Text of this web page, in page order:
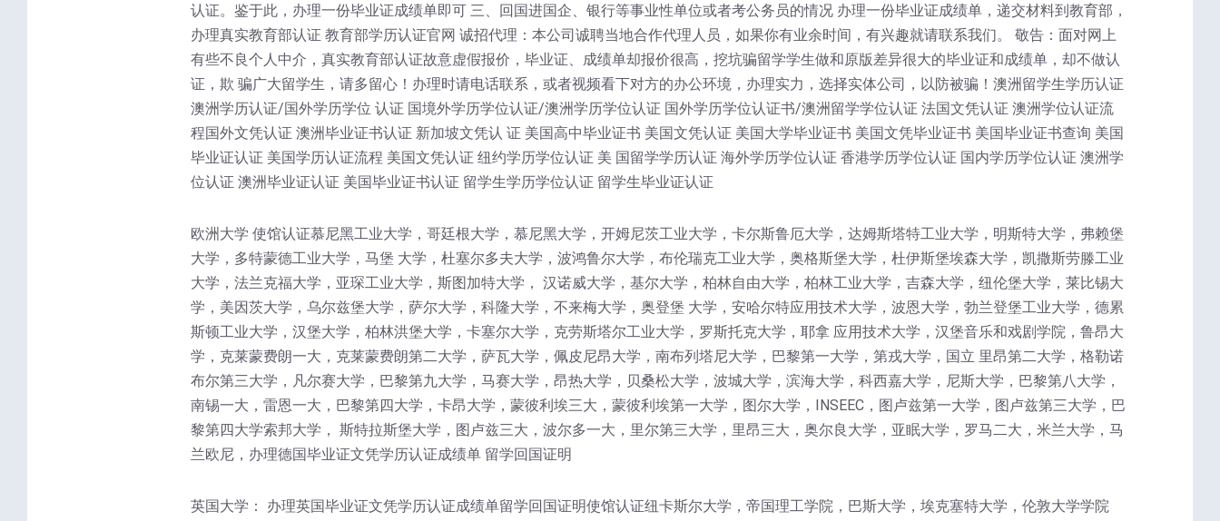
认证。鉴于此，办理一份毕业证成绩单即可 三、回国进国企、银行等事业性单位或者考公务员的情况 办理一份毕业证成绩单，递交材料到教育部，
办理真实教育部认证 教育部学历认证官网 诚招代理：本公司诚聘当地合作代理人员，如果你有业余时间，有兴趣就请联系我们。 敬告：面对网上
有些不良个人中介，真实教育部认证故意虚假报价，毕业证、成绩单却报价很高，挖坑骗留学学生做和原版差异很大的毕业证和成绩单，却不做认
证，欺 骗广大留学生，请多留心！办理时请电话联系，或者视频看下对方的办公环境，办理实力，选择实体公司，以防被骗！澳洲留学生学历认证
澳洲学历认证/国外学历学位 认证 国境外学历学位认证/澳洲学历学位认证 国外学历学位认证书/澳洲留学学位认证 法国文凭认证 澳洲学位认证流
程国外文凭认证 澳洲毕业证书认证 新加坡文凭认 证 美国高中毕业证书 美国文凭认证 美国大学毕业证书 美国文凭毕业证书 美国毕业证书查询 美国
毕业证认证 美国学历认证流程 美国文凭认证 纽约学历学位认证 美 国留学学历认证 海外学历学位认证 香港学历学位认证 国内学历学位认证 澳洲学
位认证 澳洲毕业证认证 美国毕业证书认证 留学生学历学位认证 留学生毕业证认证
欧洲大学 使馆认证慕尼黑工业大学，哥廷根大学，慕尼黑大学，开姆尼茨工业大学，卡尔斯鲁厄大学，达姆斯塔特工业大学，明斯特大学，弗赖堡
大学，多特蒙德工业大学，马堡 大学，杜塞尔多夫大学，波鸿鲁尔大学，布伦瑞克工业大学，奥格斯堡大学，杜伊斯堡埃森大学，凯撒斯劳滕工业
大学，法兰克福大学，亚琛工业大学，斯图加特大学， 汉诺威大学，基尔大学，柏林自由大学，柏林工业大学，吉森大学，纽伦堡大学，莱比锡大
学，美因茨大学，乌尔兹堡大学，萨尔大学，科隆大学，不来梅大学，奥登堡 大学，安哈尔特应用技术大学，波恩大学，勃兰登堡工业大学，德累
斯顿工业大学，汉堡大学，柏林洪堡大学，卡塞尔大学，克劳斯塔尔工业大学，罗斯托克大学，耶拿 应用技术大学，汉堡音乐和戏剧学院，鲁昂大
学，克莱蒙费朗一大，克莱蒙费朗第二大学，萨瓦大学，佩皮尼昂大学，南布列塔尼大学，巴黎第一大学，第戎大学，国立 里昂第二大学，格勒诺
布尔第三大学，凡尔赛大学，巴黎第九大学，马赛大学，昂热大学，贝桑松大学，波城大学，滨海大学，科西嘉大学，尼斯大学，巴黎第八大学，
南锡一大，雷恩一大，巴黎第四大学，卡昂大学，蒙彼利埃三大，蒙彼利埃第一大学，图尔大学，INSEEC，图卢兹第一大学，图卢兹第三大学，巴
黎第四大学索邦大学， 斯特拉斯堡大学，图卢兹三大，波尔多一大，里尔第三大学，里昂三大，奥尔良大学，亚眠大学，罗马二大，米兰大学，马
兰欧尼，办理德国毕业证文凭学历认证成绩单 留学回国证明
英国大学： 办理英国毕业证文凭学历认证成绩单留学回国证明使馆认证纽卡斯尔大学，帝国理工学院，巴斯大学，埃克塞特大学，伦敦大学学院